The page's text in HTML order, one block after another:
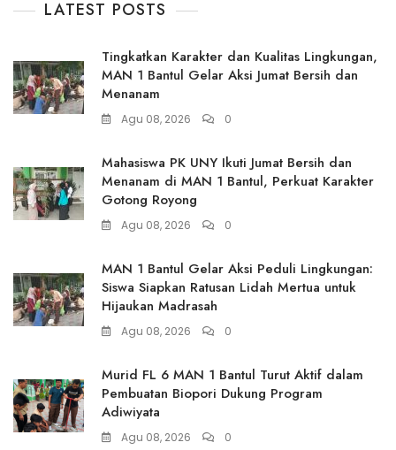
LATEST POSTS
Tingkatkan Karakter dan Kualitas Lingkungan,
MAN 1 Bantul Gelar Aksi Jumat Bersih dan
Menanam
Agu 08, 2026 0
Mahasiswa PK UNY Ikuti Jumat Bersih dan
Menanam di MAN 1 Bantul, Perkuat Karakter
Gotong Royong
Agu 08, 2026 0
MAN 1 Bantul Gelar Aksi Peduli Lingkungan:
Siswa Siapkan Ratusan Lidah Mertua untuk
Hijaukan Madrasah
Agu 08, 2026 0
Murid FL 6 MAN 1 Bantul Turut Aktif dalam
Pembuatan Biopori Dukung Program
Adiwiyata
Agu 08, 2026 0